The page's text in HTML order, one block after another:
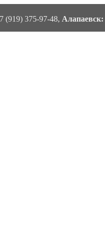
(919) 375-97-48, Алапаевск: